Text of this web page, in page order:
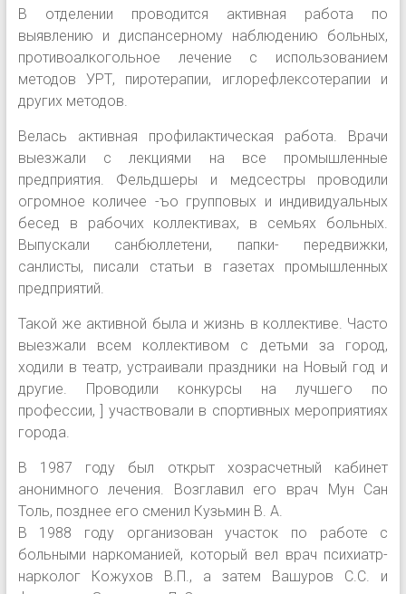
В отделении проводится активная работа по
выявлению и диспансерному наблюдению больных,
противоалкогольное лечение с использованием
методов УРТ, пиротерапии, иглорефлексотерапии и
других методов.
Велась активная профилактическая работа. Врачи
выезжали с лекциями на все промышленные
предприятия. Фельдшеры и медсестры проводили
огромное количее -ъо групповых и индивидуальных
бесед в рабочих коллективах, в семьях больных.
Выпускали санбюллетени, папки- передвижки,
санлисты, писали статьи в газетах промышленных
предприятий.
Такой же активной была и жизнь в коллективе. Часто
выезжали всем коллективом с детьми за город,
ходили в театр, устраивали праздники на Новый год и
другие. Проводили конкурсы на лучшего по
профессии, ] участвовали в спортивных мероприятиях
города.
В 1987 году был открыт хозрасчетный кабинет
анонимного лечения. Возглавил его врач Мун Сан
Толь, позднее его сменил Кузьмин В. А.
В 1988 году организован участок по работе с
больными наркоманией, который вел врач психиатр-
нарколог Кожухов В.П., а затем Вашуров С.С. и